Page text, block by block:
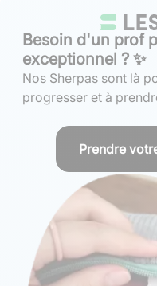
Besoin d'un prof
exceptionnel ? ✨
Nos Sherpas sont là
progresser et à
Prendre